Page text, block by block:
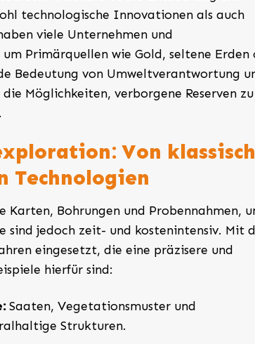
technologische Innovationen als auch
viele Unternehmen und
Primärquellen wie Gold, seltene Erden
Bedeutung von Umweltverantwortung
Möglichkeiten, verborgene Reserven zu
Von
Technologien
Bohrungen und Probennahmen,
sind jedoch zeit- und kostenintensiv. Mit
eingesetzt, die eine präzisere und
hierfür sind:
Saaten, Vegetationsmuster und
Strukturen.